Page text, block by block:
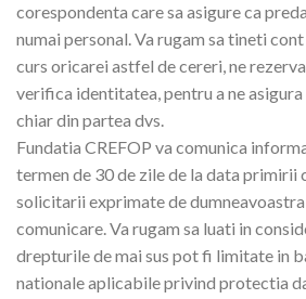
corespondenta care sa asigure ca
numai personal. Va rugam sa tineti cont
curs oricarei astfel de cereri, ne
verifica identitatea, pentru a ne
chiar din partea dvs.
Fundatia CREFOP va comunica
termen de 30 de zile de la data primirii
solicitarii exprimate de
comunicare. Va rugam sa luati in
drepturile de mai sus pot fi limitate in
nationale aplicabile privind protectia